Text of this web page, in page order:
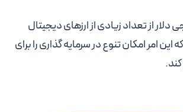
دلار از تعداد زیادی از ارزهای دیجیتال
این امر امکان تنوع در سرمایه گذاری را برای